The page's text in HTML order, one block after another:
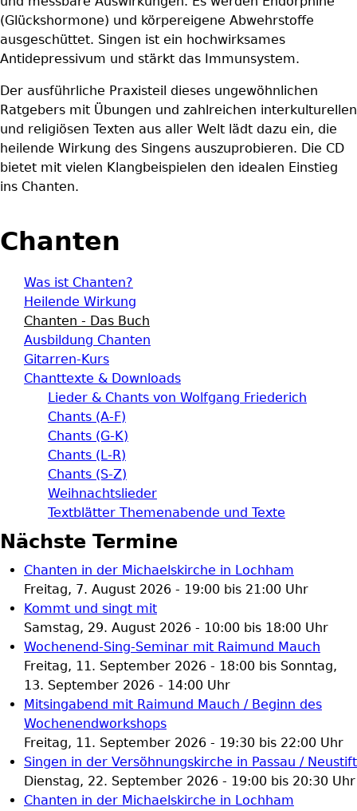
(Glückshormone) und körpereigene Abwehrstoffe
ausgeschüttet. Singen ist ein hochwirksames
Antidepressivum und stärkt das Immunsystem.
Der ausführliche Praxisteil dieses ungewöhnlichen
Ratgebers mit Übungen und zahlreichen interkulturellen
und religiösen Texten aus aller Welt lädt dazu ein, die
heilende Wirkung des Singens auszuprobieren. Die CD
bietet mit vielen Klangbeispielen den idealen Einstieg
ins Chanten.
Chanten
Was ist Chanten?
Heilende Wirkung
Chanten - Das Buch
Ausbildung Chanten
Gitarren-Kurs
Chanttexte & Downloads
Lieder & Chants von Wolfgang Friederich
Chants (A-F)
Chants (G-K)
Chants (L-R)
Chants (S-Z)
Weihnachtslieder
Textblätter Themenabende und Texte
Nächste Termine
Chanten in der Michaelskirche in Lochham
Freitag, 7. August 2026 - 19:00 bis 21:00 Uhr
Kommt und singt mit
Samstag, 29. August 2026 - 10:00 bis 18:00 Uhr
Wochenend-Sing-Seminar mit Raimund Mauch
Freitag, 11. September 2026 - 18:00 bis Sonntag,
13. September 2026 - 14:00 Uhr
Mitsingabend mit Raimund Mauch / Beginn des
Wochenendworkshops
Freitag, 11. September 2026 - 19:30 bis 22:00 Uhr
Singen in der Versöhnungskirche in Passau / Neustift
Dienstag, 22. September 2026 - 19:00 bis 20:30 Uhr
Chanten in der Michaelskirche in Lochham